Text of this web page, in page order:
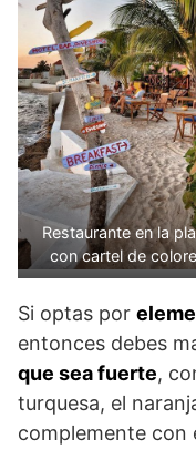
Restaurante en la
con cartel de
Si optas por
entonces debes
que sea fuerte,
turquesa, el
complemente con